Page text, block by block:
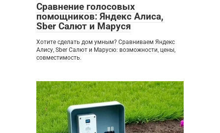
Сравнение голосовых
помощников: Яндекс Алиса,
Sber Салют и Маруся
Хотите сделать дом умным? Сравниваем Яндекс
Алису, Sber Салют и Марусю: возможности, цены,
совместимость.